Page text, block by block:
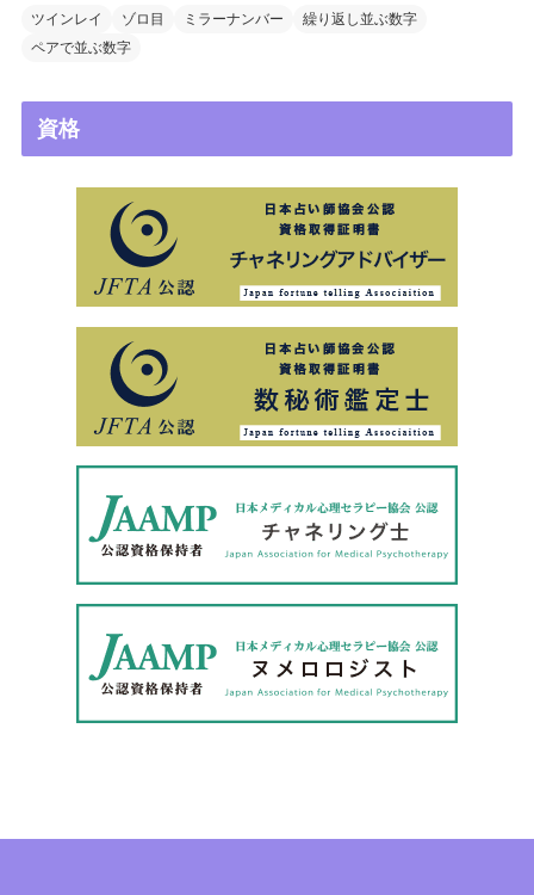
ツインレイ ゾロ目 ミラーナンバー
繰り返し並ぶ数字
ペアで並ぶ数字
資格